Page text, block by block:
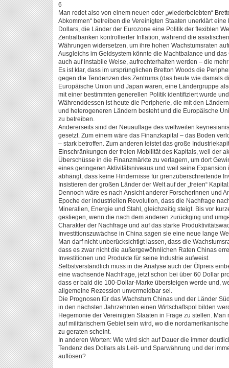
6
Man redet also von einem neuen oder „wiederbelebten“
Abkommen“ betreiben die Vereinigten Staaten unerklärt
Dollars, die Länder der Eurozone eine Politik der flexiblen
Zentralbanken kontrollierter Inflation, während die
Währungen widersetzen, um ihre hohen Wachstumsraten
Ausgleichs im Geldsystem könnte die Machtbalance und
auch auf instabile Weise, aufrechterhalten werden – die
Es ist klar, dass im ursprünglichen Bretton Woods die
gegen die Tendenzen des Zentrums (das heute wie damals
Europäische Union und Japan waren, eine Ländergruppe
mit einer bestimmten generellen Politik identifiziert wurde
Währenddessen ist heute die Peripherie, die mit den
und heterogeneren Ländern besteht und die Europäische
zu betreiben.
Andererseits sind der Neuauflage des weltweiten
gesetzt. Zum einem wäre das Finanzkapital – das Boden
– stark betroffen. Zum anderen leistet das große
Einschränkungen der freien Mobilität des Kapitals, weil der
Überschüsse in die Finanzmärkte zu verlagern, um dort
eines geringeren Aktivitätsniveaus und weil seine
abhängt, dass keine Hindernisse für grenzüberschreitende
Insistieren der großen Länder der Welt auf der „freien“
Dennoch wäre es nach Ansicht anderer ForscherInnen und
Epoche der industriellen Revolution, dass die Nachfrage
Mineralien, Energie und Stahl, gleichzeitig steigt. Bis vor
gestiegen, wenn die nach dem anderen zurückging und
Charakter der Nachfrage und auf das starke
Investitionszuwächse in China sagen sie eine neue lange
Man darf nicht unberücksichtigt lassen, dass die
dass es zwar nicht die außergewöhnlichen Raten Chinas
Investitionen und Produkte für seine Industrie aufweist.
Selbstverständlich muss in die Analyse auch der Ölpreis
eine wachsende Nachfrage, jetzt schon bei über 60 Dollar
dass er bald die 100-Dollar-Marke übersteigen werde und,
allgemeine Rezession unvermeidbar sei.
Die Prognosen für das Wachstum Chinas und der Länder
in den nächsten Jahrzehnten einen Wirtschaftspol bilden
Hegemonie der Vereinigten Staaten in Frage zu stellen. Man
auf militärischem Gebiet sein wird, wo die
zu geraten scheint.
In anderen Worten: Wie wird sich auf Dauer die immer
Tendenz des Dollars als Leit- und Sparwährung und der
auflösen?